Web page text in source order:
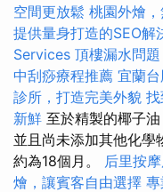
空間更放鬆 桃園外燴
提供量身打造的SEO解
Services 頂樓漏水問
中刮痧療程推薦 宜蘭
診所，打造完美外貌
新鮮 至於精製的椰子
並且尚未添加其他化學
約為18個月。 后里按
燴，讓賓客自由選擇